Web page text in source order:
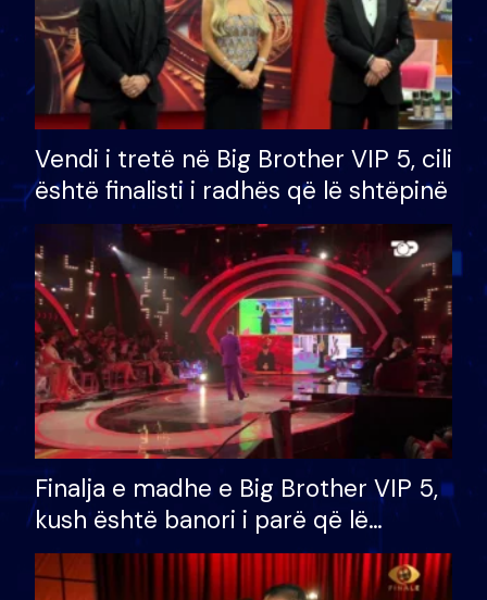
Vendi i tretë në Big Brother VIP 5, cili
është finalisti i radhës që lë shtëpinë
Finalja e madhe e Big Brother VIP 5,
kush është banori i parë që lë
shtëpinë dhe humb mundësinë për
të fituar çmimin e madh